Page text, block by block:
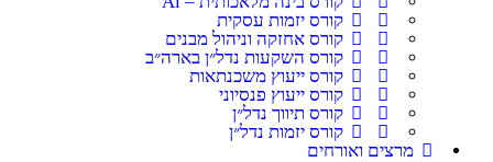
קורס יזמות עסקית
קורס אחזקה וניהול מבנים
קורס השקעות נדל״ן בארה״ב
קורס ייעוץ משכנתאות
קורס ייעוץ פנסיוני
קורס תיווך נדל״ן
קורס יזמות נדל״ן
מרצים ואורחים